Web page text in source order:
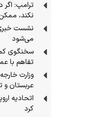
ترامپ: اگر
نکند،
نشست خبری
می‌شود
سخنگوی
تفاهم با
وزارت
عربستان و
کرد